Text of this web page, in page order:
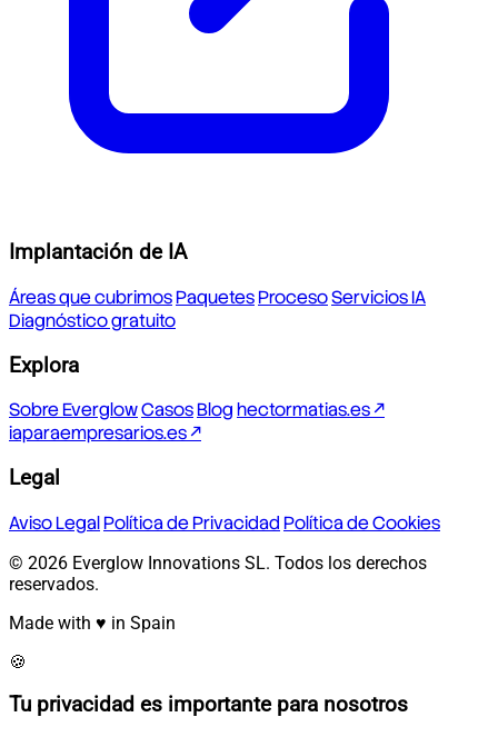
Implantación de IA
Áreas que cubrimosPaquetesProcesoServicios IA
Diagnóstico gratuito
Explora
Sobre EverglowCasosBloghectormatias.es ↗
iaparaempresarios.es ↗
Legal
Aviso LegalPolítica de PrivacidadPolítica de Cookies
© 2026 Everglow Innovations SL. Todos los derechos
reservados.
Made with ♥ in Spain
🍪
Tu privacidad es importante para nosotros